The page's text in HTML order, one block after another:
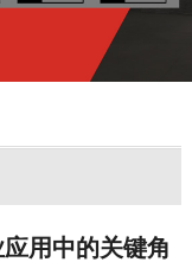
用中的关键角